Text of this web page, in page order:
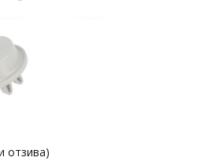
отзива)